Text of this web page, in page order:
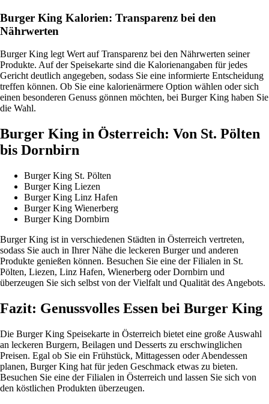
Burger King Kalorien: Transparenz bei den
Nährwerten
Burger King legt Wert auf Transparenz bei den Nährwerten seiner
Produkte. Auf der Speisekarte sind die Kalorienangaben für jedes
Gericht deutlich angegeben, sodass Sie eine informierte Entscheidung
treffen können. Ob Sie eine kalorienärmere Option wählen oder sich
einen besonderen Genuss gönnen möchten, bei Burger King haben Sie
die Wahl.
Burger King in Österreich: Von St. Pölten
bis Dornbirn
Burger King St. Pölten
Burger King Liezen
Burger King Linz Hafen
Burger King Wienerberg
Burger King Dornbirn
Burger King ist in verschiedenen Städten in Österreich vertreten,
sodass Sie auch in Ihrer Nähe die leckeren Burger und anderen
Produkte genießen können. Besuchen Sie eine der Filialen in St.
Pölten, Liezen, Linz Hafen, Wienerberg oder Dornbirn und
überzeugen Sie sich selbst von der Vielfalt und Qualität des Angebots.
Fazit: Genussvolles Essen bei Burger King
Die Burger King Speisekarte in Österreich bietet eine große Auswahl
an leckeren Burgern, Beilagen und Desserts zu erschwinglichen
Preisen. Egal ob Sie ein Frühstück, Mittagessen oder Abendessen
planen, Burger King hat für jeden Geschmack etwas zu bieten.
Besuchen Sie eine der Filialen in Österreich und lassen Sie sich von
den köstlichen Produkten überzeugen.